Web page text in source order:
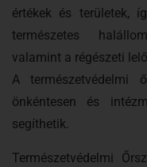
értékek és területek,
természetes
valamint a régészeti
A természetvédelmi
önkéntesen és
segíthetik.
Természetvédelmi